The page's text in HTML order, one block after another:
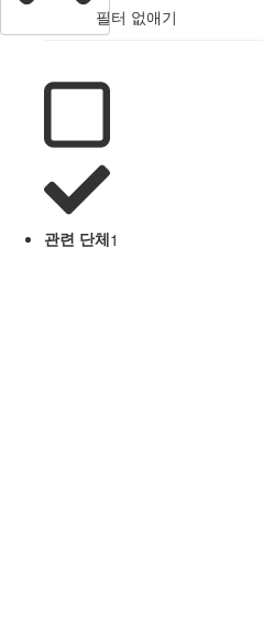
필터 없애기
관련 단체1